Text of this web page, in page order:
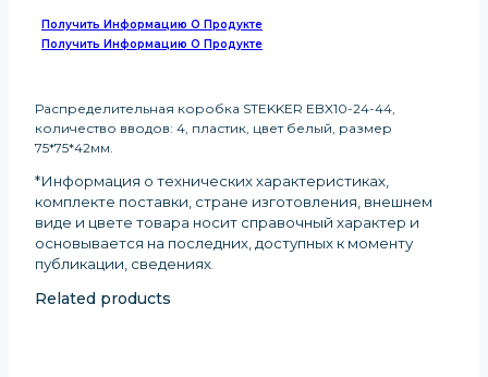
Получить Информацию О Продукте
Получить Информацию О Продукте
Распределительная коробка STEKKER EBX10-24-44,
количество вводов: 4, пластик, цвет белый, размер
75*75*42мм.
*Информация о технических характеристиках,
комплекте поставки, стране изготовления, внешнем
виде и цвете товара носит справочный характер и
основывается на последних, доступных к моменту
публикации, сведениях.
Related products